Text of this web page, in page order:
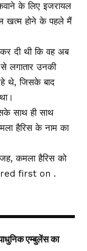
के लिए इजरायल
खत्म होने के पहले मैं
कर दी थी कि वह अब
लगातार उनकी
थे, जिसके बाद
साथ ही साथ
हैरिस के नाम का
कमला हैरिस को
first on .
एम्बुलेंस का